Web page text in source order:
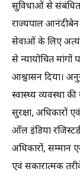
सुविधाओं से
राज्यपाल आनंदीबेन
सेवाओं के लिए
से न्यायोचित
आश्वासन दिया।
स्वास्थ्य व्यवस्था
सुरक्षा, अधिकारों
ऑल इंडिया
अधिकारों, सम्मान
एवं सकारात्मक